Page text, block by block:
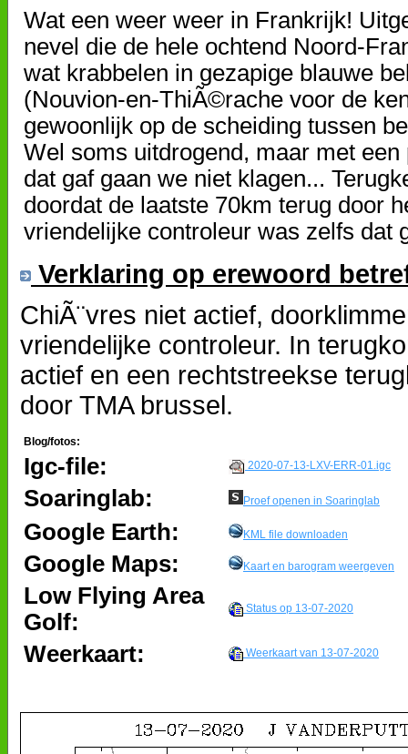
Wat een weer weer in Frankrijk!
nevel die de hele ochtend Noord-
wat krabbelen in gezapige blauwe
(Nouvion-en-ThiÃ©rache voor de
gewoonlijk op de scheiding tussen
Wel soms uitdrogend, maar met
dat gaf gaan we niet klagen...
doordat de laatste 70km terug door
vriendelijke controleur was zelfs dat
Verklaring op erewoord
ChiÃ¨vres niet actief,
vriendelijke controleur. In
actief en een rechtstreekse
door TMA brussel.
Blog/fotos:
Igc-file: 2020-07-13-LXV-ERR-01.igc
Soaringlab: Proef openen in Soaringlab
Google Earth: KML file downloaden
Google Maps: Kaart en barogram weergeven
Low Flying Area
Golf:
Status op 13-07-2020
Weerkaart: Weerkaart van 13-07-2020